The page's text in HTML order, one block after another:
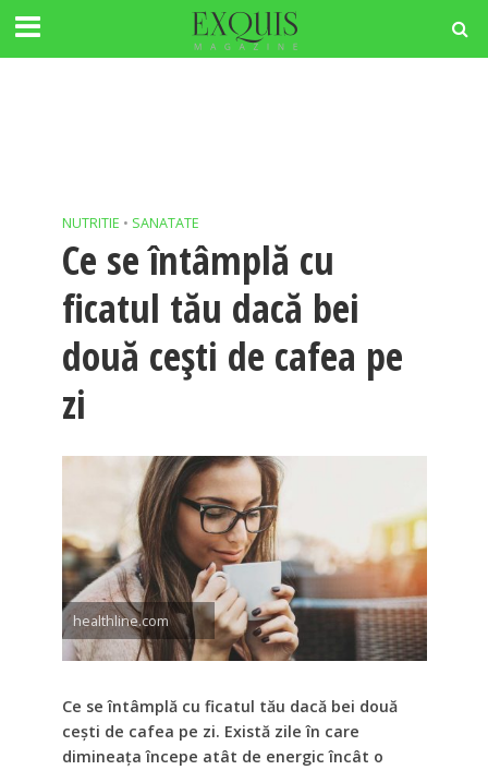
NUTRITIE • SANATATE
Ce se întâmplă cu
ficatul tău dacă bei
două cești de cafea pe
zi
healthline.com
Ce se întâmplă cu ficatul tău dacă bei două
cești de cafea pe zi. Există zile în care
dimineața începe atât de energic încât o